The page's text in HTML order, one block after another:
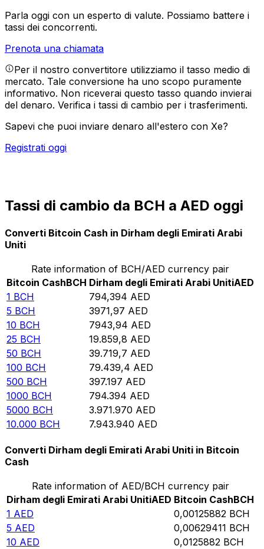
Parla oggi con un esperto di valute. Possiamo battere i
tassi dei concorrenti.
Prenota una chiamata
Per il nostro convertitore utilizziamo il tasso medio di
mercato. Tale conversione ha uno scopo puramente
informativo. Non riceverai questo tasso quando invierai
del denaro. Verifica i tassi di cambio per i trasferimenti.
Sapevi che puoi inviare denaro all'estero con Xe?
Registrati oggi
Tassi di cambio da BCH a AED oggi
Converti Bitcoin Cash in Dirham degli Emirati Arabi
Uniti
Rate information of BCH/AED currency pair
Bitcoin CashBCH Dirham degli Emirati Arabi UnitiAED
1 BCH 794,394 AED
5 BCH 3971,97 AED
10 BCH 7943,94 AED
25 BCH 19.859,8 AED
50 BCH 39.719,7 AED
100 BCH 79.439,4 AED
500 BCH 397.197 AED
1000 BCH 794.394 AED
5000 BCH 3.971.970 AED
10.000 BCH 7.943.940 AED
Converti Dirham degli Emirati Arabi Uniti in Bitcoin
Cash
Rate information of AED/BCH currency pair
Dirham degli Emirati Arabi UnitiAED Bitcoin CashBCH
1 AED 0,00125882 BCH
5 AED 0,00629411 BCH
10 AED 0,0125882 BCH